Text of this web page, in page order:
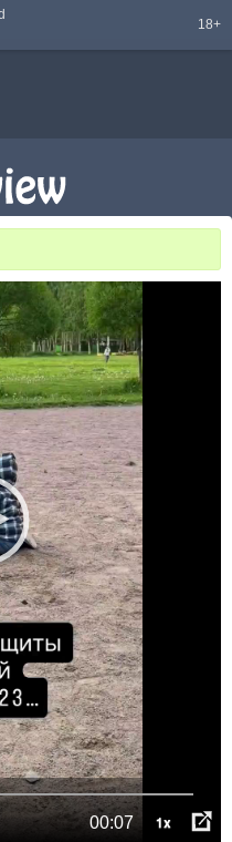
18+
00:07 1x